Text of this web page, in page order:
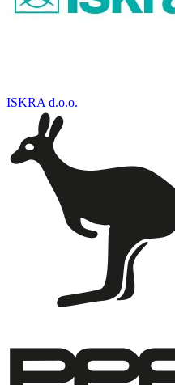
ISKRA d.o.o.